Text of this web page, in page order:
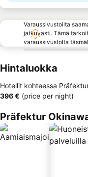
Varaussivustoilta
jatkuvasti. Tämä
varaussivustolta
Hintaluokka
Hotellit kohteessa
‎396 € (price per night)
Präfektur